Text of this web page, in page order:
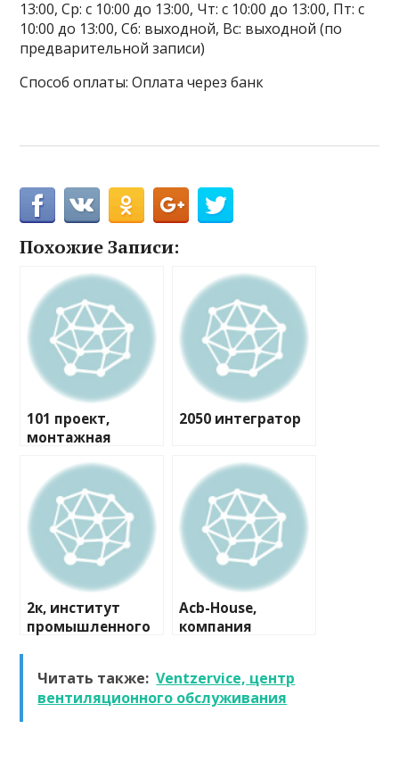
13:00, Ср: с 10:00 до 13:00, Чт: с 10:00 до 13:00, Пт: с
10:00 до 13:00, Сб: выходной, Вс: выходной (по
предварительной записи)
Способ оплаты: Оплата через банк
Похожие Записи:
101 проект,
монтажная
2050 интегратор
2к, институт
промышленного
Acb-House,
компания
Читать также: Ventzervice, центр
вентиляционного обслуживания